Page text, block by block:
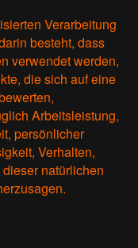
Verarbeitung
besteht, dass
verwendet werden,
die sich auf eine
Arbeitsleistung,
persönlicher
Verhalten,
natürlichen